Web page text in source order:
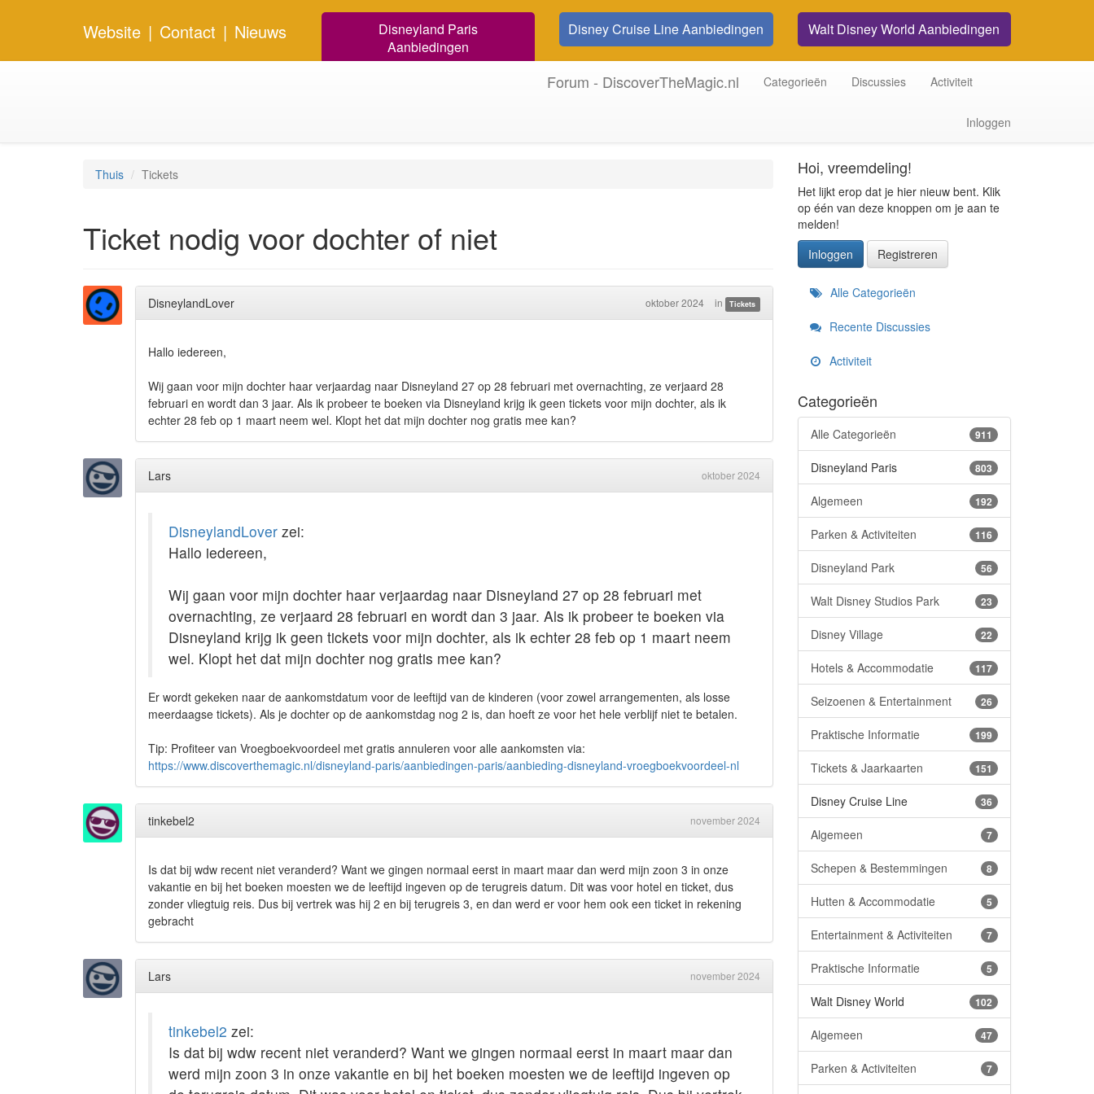
Website | Contact | Nieuws
Disneyland Paris
Aanbiedingen
Disney Cruise Line Aanbiedingen Walt Disney World Aanbiedingen
Forum - DiscoverTheMagic.nl Categorieën Discussies Activiteit
Inloggen
Thuis Tickets
Ticket nodig voor dochter of niet
DisneylandLover oktober 2024 in Tickets
Hallo iedereen,
Wij gaan voor mijn dochter haar verjaardag naar Disneyland 27 op 28 februari met overnachting, ze verjaard 28
februari en wordt dan 3 jaar. Als ik probeer te boeken via Disneyland krijg ik geen tickets voor mijn dochter, als ik
echter 28 feb op 1 maart neem wel. Klopt het dat mijn dochter nog gratis mee kan?
Lars oktober 2024
DisneylandLover zei:
Hallo iedereen,
Wij gaan voor mijn dochter haar verjaardag naar Disneyland 27 op 28 februari met
overnachting, ze verjaard 28 februari en wordt dan 3 jaar. Als ik probeer te boeken via
Disneyland krijg ik geen tickets voor mijn dochter, als ik echter 28 feb op 1 maart neem
wel. Klopt het dat mijn dochter nog gratis mee kan?
Er wordt gekeken naar de aankomstdatum voor de leeftijd van de kinderen (voor zowel arrangementen, als losse
meerdaagse tickets). Als je dochter op de aankomstdag nog 2 is, dan hoeft ze voor het hele verblijf niet te betalen.
Tip: Profiteer van Vroegboekvoordeel met gratis annuleren voor alle aankomsten via:
https://www.discoverthemagic.nl/disneyland-paris/aanbiedingen-paris/aanbieding-disneyland-vroegboekvoordeel-nl
tinkebel2 november 2024
Is dat bij wdw recent niet veranderd? Want we gingen normaal eerst in maart maar dan werd mijn zoon 3 in onze
vakantie en bij het boeken moesten we de leeftijd ingeven op de terugreis datum. Dit was voor hotel en ticket, dus
zonder vliegtuig reis. Dus bij vertrek was hij 2 en bij terugreis 3, en dan werd er voor hem ook een ticket in rekening
gebracht
Lars november 2024
tinkebel2 zei:
Is dat bij wdw recent niet veranderd? Want we gingen normaal eerst in maart maar dan
werd mijn zoon 3 in onze vakantie en bij het boeken moesten we de leeftijd ingeven op
Hoi, vreemdeling!
Het lijkt erop dat je hier nieuw bent. Klik
op één van deze knoppen om je aan te
melden!
Inloggen
Registreren
Snelkoppelingen
Alle Categorieën
Recente Discussies
Activiteit
Categorieën
911
Alle Categorieën
803
Disneyland Paris
192
Algemeen
116
Parken & Activiteiten
56
Disneyland Park
23
Walt Disney Studios Park
22
Disney Village
117
Hotels & Accommodatie
26
Seizoenen & Entertainment
199
Praktische Informatie
151
Tickets & Jaarkaarten
36
Disney Cruise Line
7
Algemeen
8
Schepen & Bestemmingen
5
Hutten & Accommodatie
7
Entertainment & Activiteiten
5
Praktische Informatie
102
Walt Disney World
47
Algemeen
7
Parken & Activiteiten